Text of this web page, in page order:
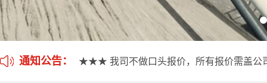
通知公告：
★★★ 我司不做口头报价，所有报价需盖公
★★★ 应客户要求，我司开通雷达液位计维
★★★ 我司不做口头报价，所有报价需盖公